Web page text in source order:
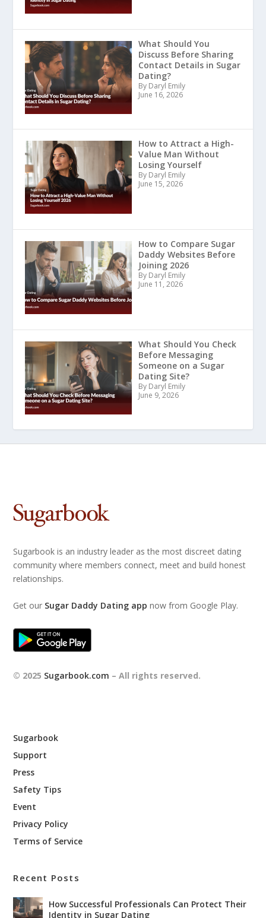
What Should You
Discuss Before Sharing
Contact Details in Sugar
Dating?
By Daryl Emily
June 16, 2026
How to Attract a High-
Value Man Without
Losing Yourself
By Daryl Emily
June 15, 2026
How to Compare Sugar
Daddy Websites Before
Joining 2026
By Daryl Emily
June 11, 2026
What Should You Check
Before Messaging
Someone on a Sugar
Dating Site?
By Daryl Emily
June 9, 2026
Sugarbook is an industry leader as the most discreet dating
community where members connect, meet and build honest
relationships.
Get our Sugar Daddy Dating app now from Google Play.
© 2025 Sugarbook.com – All rights reserved.
Sugarbook
Support
Press
Safety Tips
Event
Privacy Policy
Terms of Service
Recent Posts
How Successful Professionals Can Protect Their
Identity in Sugar Dating